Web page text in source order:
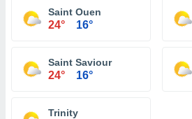
Saint Ouen
24° 16°
Saint Saviour
24° 16°
Trinity